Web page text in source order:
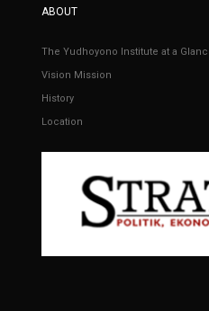
ABOUT
The Yudhoyono Institute at a
Vision Mission
History
Location